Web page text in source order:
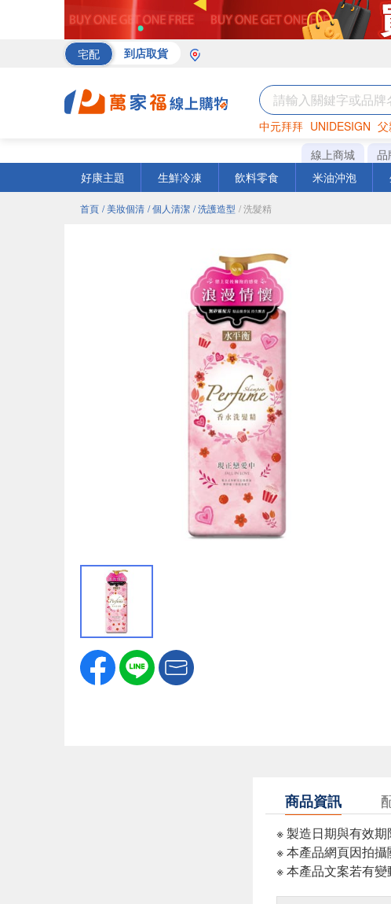
宅配 到店取貨
中元拜拜 UNIDESIGN
巧克力 罐頭 衛生紙
線上商城 品
好康主題
生鮮冷凍 飲料零食 米油沖泡
首頁 / 美妝個清 / 個人清潔 / 洗護造型 / 洗髮精
商品資訊
※ 製造日期與有效
※ 本產品網頁因拍
※ 本產品文案若有